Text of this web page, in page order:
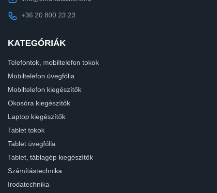
+36 20 800 23 23
KATEGÓRIÁK
Telefontok, mobiltelefon tokok
Mobiltelefon üvegfólia
Mobiltelefon kiegészítők
Okosóra kiegészítők
Laptop kiegészítők
Tablet tokok
Tablet üvegfólia
Tablet, táblagép kiegészítők
Számítástechnika
Irodatechnika